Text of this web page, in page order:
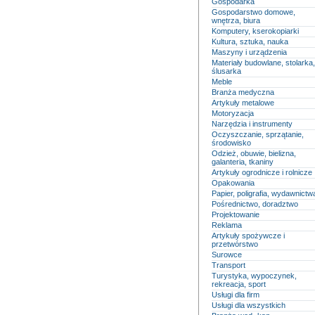
Gospodarstwo domowe,
wnętrza, biura
Komputery, kserokopiarki
Kultura, sztuka, nauka
Maszyny i urządzenia
Materiały budowlane, stolarka,
ślusarka
Meble
Branża medyczna
Artykuły metalowe
Motoryzacja
Narzędzia i instrumenty
Oczyszczanie, sprzątanie,
środowisko
Odzież, obuwie, bielizna,
galanteria, tkaniny
Artykuły ogrodnicze i rolnicze
Opakowania
Papier, poligrafia,
Pośrednictwo, doradztwo
Projektowanie
Reklama
Artykuły spożywcze i
przetwórstwo
Surowce
Transport
Turystyka, wypoczynek,
rekreacja, sport
Usługi dla firm
Usługi dla wszystkich